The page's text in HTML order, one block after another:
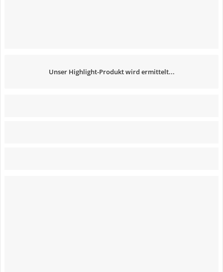
Unser Highlight-Produkt wird ermittelt...